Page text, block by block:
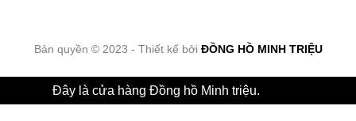
Bản quyền © 2023 - Thiết kế bởi ĐỒNG HỒ MINH TRIỆU
Đây là cửa hàng Đồng hồ Minh triệu.